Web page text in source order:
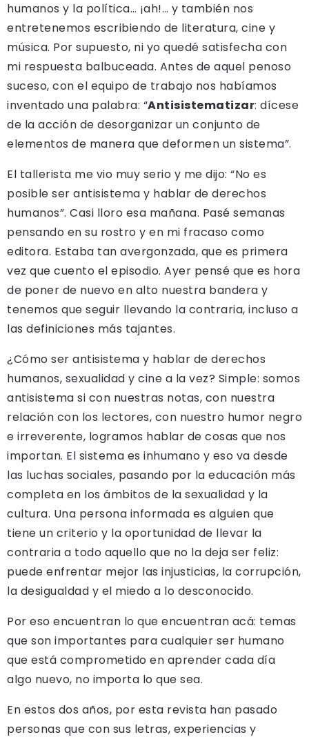
humanos y la política… ¡ah!… y también nos
entretenemos escribiendo de literatura, cine y
música. Por supuesto, ni yo quedé satisfecha con
mi respuesta balbuceada. Antes de aquel penoso
suceso, con el equipo de trabajo nos habíamos
inventado una palabra: “Antisistematizar: dícese
de la acción de desorganizar un conjunto de
elementos de manera que deformen un sistema”.
El tallerista me vio muy serio y me dijo: “No es
posible ser antisistema y hablar de derechos
humanos”. Casi lloro esa mañana. Pasé semanas
pensando en su rostro y en mi fracaso como
editora. Estaba tan avergonzada, que es primera
vez que cuento el episodio. Ayer pensé que es hora
de poner de nuevo en alto nuestra bandera y
tenemos que seguir llevando la contraria, incluso a
las definiciones más tajantes.
¿Cómo ser antisistema y hablar de derechos
humanos, sexualidad y cine a la vez? Simple: somos
antisistema si con nuestras notas, con nuestra
relación con los lectores, con nuestro humor negro
e irreverente, logramos hablar de cosas que nos
importan. El sistema es inhumano y eso va desde
las luchas sociales, pasando por la educación más
completa en los ámbitos de la sexualidad y la
cultura. Una persona informada es alguien que
tiene un criterio y la oportunidad de llevar la
contraria a todo aquello que no la deja ser feliz:
puede enfrentar mejor las injusticias, la corrupción,
la desigualdad y el miedo a lo desconocido.
Por eso encuentran lo que encuentran acá: temas
que son importantes para cualquier ser humano
que está comprometido en aprender cada día
algo nuevo, no importa lo que sea.
En estos dos años, por esta revista han pasado
personas que con sus letras, experiencias y